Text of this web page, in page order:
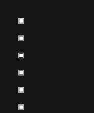
▣
▣
▣
▣
▣
▣